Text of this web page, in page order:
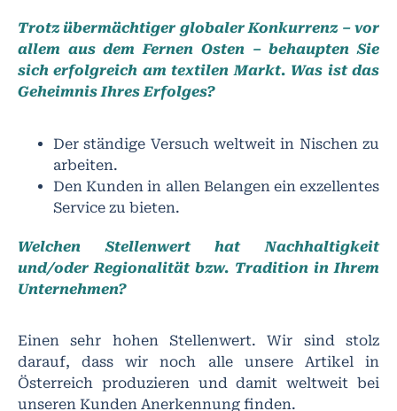
Trotz übermächtiger globaler Konkurrenz – vor
allem aus dem Fernen Osten – behaupten Sie
sich erfolgreich am textilen Markt. Was ist das
Geheimnis Ihres Erfolges?
Der ständige Versuch weltweit in Nischen zu
arbeiten.
Den Kunden in allen Belangen ein exzellentes
Service zu bieten.
Welchen Stellenwert hat Nachhaltigkeit
und/oder Regionalität bzw. Tradition in Ihrem
Unternehmen?
Einen sehr hohen Stellenwert. Wir sind stolz
darauf, dass wir noch alle unsere Artikel in
Österreich produzieren und damit weltweit bei
unseren Kunden Anerkennung finden.